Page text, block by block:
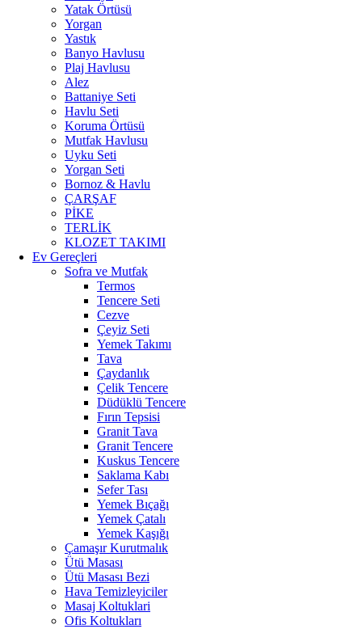
Yatak Örtüsü
Yorgan
Yastık
Banyo Havlusu
Plaj Havlusu
Alez
Battaniye Seti
Havlu Seti
Koruma Örtüsü
Mutfak Havlusu
Uyku Seti
Yorgan Seti
Bornoz & Havlu
ÇARŞAF
PİKE
TERLİK
KLOZET TAKIMI
Ev Gereçleri
Sofra ve Mutfak
Termos
Tencere Seti
Cezve
Çeyiz Seti
Yemek Takımı
Tava
Çaydanlık
Çelik Tencere
Düdüklü Tencere
Fırın Tepsisi
Granit Tava
Granit Tencere
Kuskus Tencere
Saklama Kabı
Sefer Tası
Yemek Bıçağı
Yemek Çatalı
Yemek Kaşığı
Çamaşır Kurutmalık
Ütü Masası
Ütü Masası Bezi
Hava Temizleyiciler
Masaj Koltuklari
Ofis Koltukları